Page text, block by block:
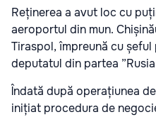
Reținerea a avut loc cu
aeroportul din mun.
Tiraspol, împreună cu șeful
deputatul din partea
Îndată după operațiunea
inițiat procedura de